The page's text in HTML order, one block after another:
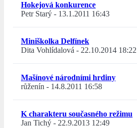
Hokejová konkurence
Petr Starý - 13.1.2011 16:43
Miniškolka Delfínek
Dita Vohlídalová - 22.10.2014 18:22
Mašínové národními hrdiny
růženín - 14.8.2011 16:58
K charakteru současného režimu
Jan Tichý - 22.9.2013 12:49